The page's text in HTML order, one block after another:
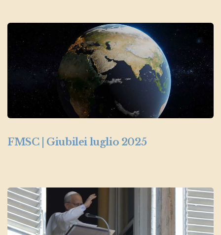
FMSC | Giubilei luglio 2025